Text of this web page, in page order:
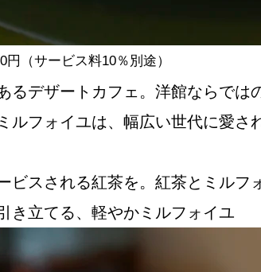
私と店のはなし
今月の京みやげ
US
（サービス料10％別途）
るデザートカフェ。洋館ならで
ルフォイユは、幅広い世代に愛
ビスされる紅茶を。紅茶とミル
き立てる、軽やかミルフォイユ